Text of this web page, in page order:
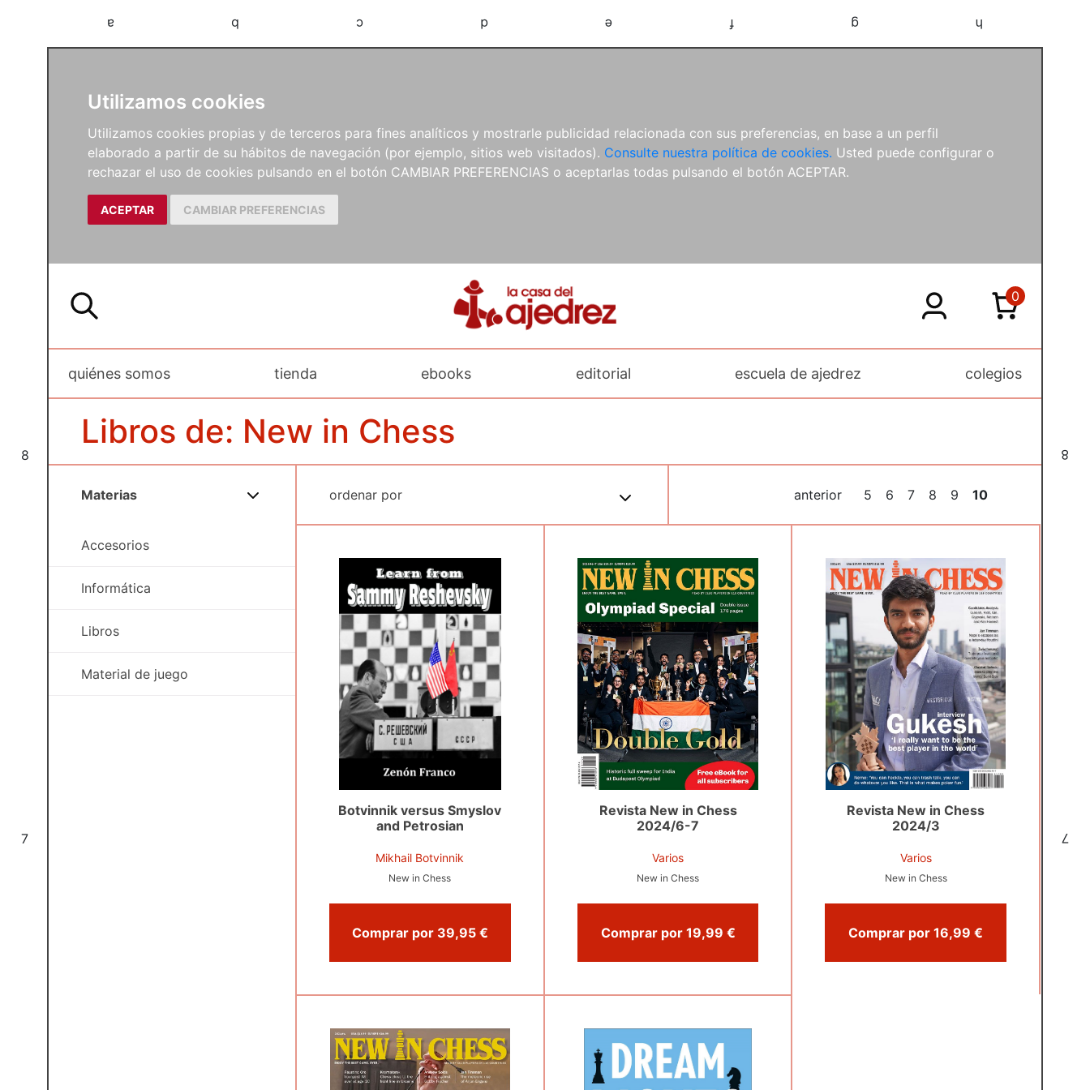
Utilizamos cookies
Utilizamos cookies propias y de terceros para fines analíticos y mostrarle publicidad relacionada con sus preferencias, en base a un perfil
elaborado a partir de su hábitos de navegación (por ejemplo, sitios web visitados). Consulte nuestra política de cookies. Usted puede configurar o
rechazar el uso de cookies pulsando en el botón CAMBIAR PREFERENCIAS o aceptarlas todas pulsando el botón ACEPTAR.
ACEPTAR CAMBIAR PREFERENCIAS
a b c d e f g h
8
7
8
7
quiénes somos tienda ebooks editorial escuela de ajedrez colegios
0
Libros de: New in Chess
Materias
Accesorios
Informática
Libros
Material de juego
anterior 5 6 7 8 9 10
Botvinnik versus Smyslov
and Petrosian
Mikhail Botvinnik
New in Chess
Comprar por 39,95 €
Revista New in Chess
2024/6-7
Varios
New in Chess
Comprar por 19,99 €
Revista New in Chess
2024/3
Varios
New in Chess
Comprar por 16,99 €